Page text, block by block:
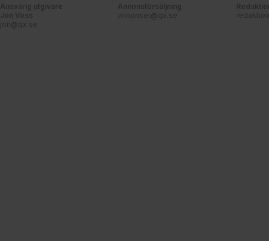
Ansvarig utgivare
Jon Voss
jon@qx.se
Annonsförsäljning
annonser@qx.se